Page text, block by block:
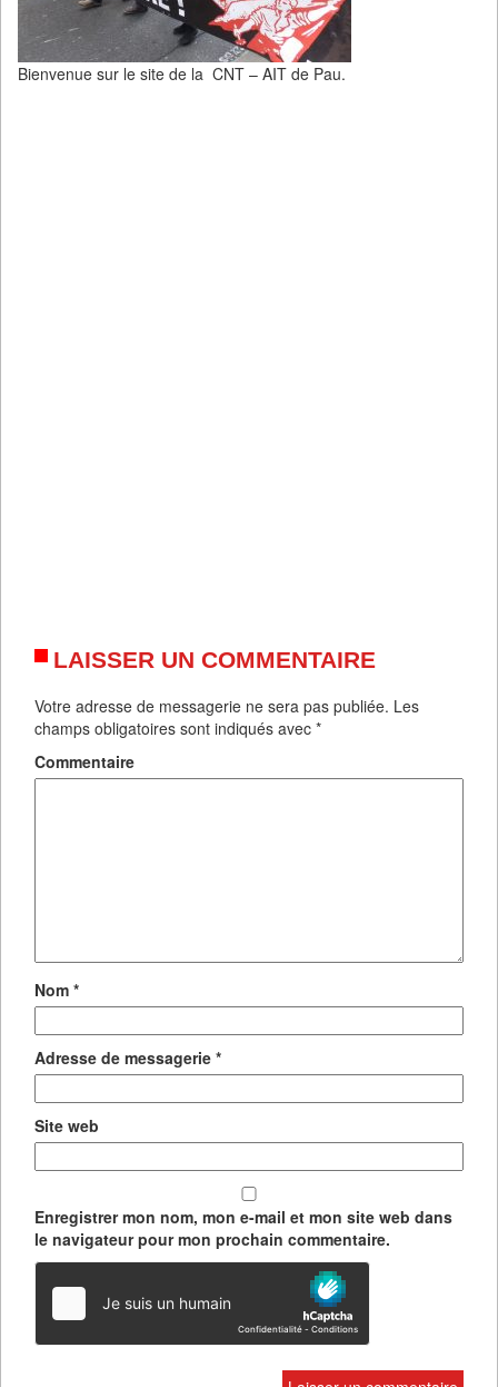
Bienvenue sur le site de la CNT – AIT de Pau.
LAISSER UN COMMENTAIRE
Votre adresse de messagerie ne sera pas publiée. Les
champs obligatoires sont indiqués avec *
Commentaire
Nom *
Adresse de messagerie *
Site web
Enregistrer mon nom, mon e-mail et mon site web dans
le navigateur pour mon prochain commentaire.